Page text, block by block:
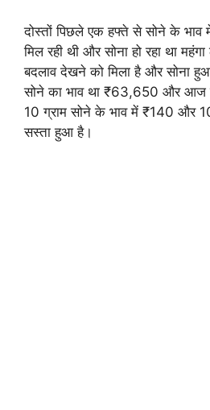
दोस्तों पिछले एक हफ्ते से सोने के भाव
मिल रही थी और सोना हो रहा था
बदलाव देखने को मिला है और सोना
सोने का भाव था ₹63,650 और
10 ग्राम सोने के भाव में ₹140 और
सस्ता हुआ है।